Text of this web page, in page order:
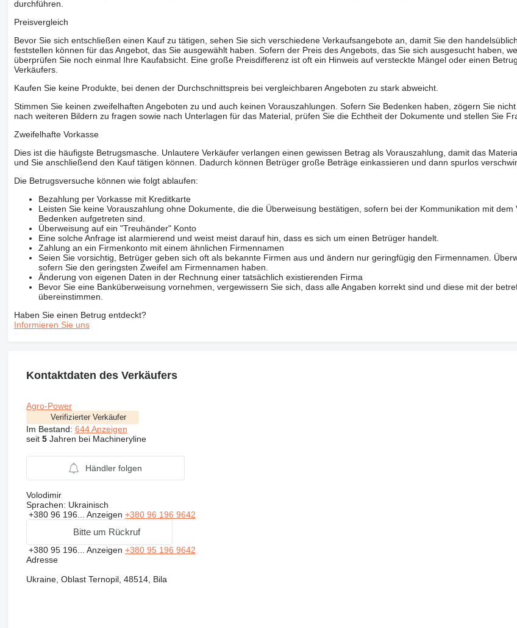
durchführen.
Preisvergleich
Bevor Sie sich entschließen einen Kauf zu tätigen, sehen Sie sich verschiedene Verkaufsangebote an, damit Sie den
feststellen können für das Angebot, das Sie ausgewählt haben. Sofern der Preis des Angebots, das Sie sich ausgesucht haben,
überprüfen Sie noch einmal Ihre Kaufabsicht. Eine große Preisdifferenz ist oft ein Hinweis auf versteckte Mängel oder einen
Verkäufers.
Kaufen Sie keine Produkte, bei denen der Durchschnittspreis bei vergleichbaren Angeboten zu stark abweicht.
Stimmen Sie keinen zweifelhaften Angeboten zu und auch keinen Vorauszahlungen. Sofern Sie Bedenken haben, zögern Sie nicht
nach weiteren Bildern zu fragen sowie nach Unterlagen für das Material, prüfen Sie die Echtheit der Dokumente und stellen Sie
Zweifelhafte Vorkasse
Dies ist die häufigste Betrugsmasche. Unlautere Verkäufer verlangen einen gewissen Betrag als Vorauszahlung, damit das
und Sie anschließend den Kauf tätigen können. Dadurch können Betrüger große Beträge einkassieren und dann spurlos
Die Betrugsversuche können wie folgt ablaufen:
Bezahlung per Vorkasse mit Kreditkarte
Leisten Sie keine Vorauszahlung ohne Dokumente, die die Überweisung bestätigen, sofern bei der Kommunikation mit dem
Bedenken aufgetreten sind.
Überweisung auf ein "Treuhänder" Konto
Eine solche Anfrage ist alarmierend und weist meist darauf hin, dass es sich um einen Betrüger handelt.
Zahlung an ein Firmenkonto mit einem ähnlichen Firmennamen
Seien Sie vorsichtig, Betrüger geben sich oft als bekannte Firmen aus und ändern nur geringfügig den Firmennamen.
sofern Sie den geringsten Zweifel am Firmennamen haben.
Änderung von eigenen Daten in der Rechnung einer tatsächlich existierenden Firma
Bevor Sie eine Banküberweisung vornehmen, vergewissern Sie sich, dass alle Angaben korrekt sind und diese mit der
übereinstimmen.
Haben Sie einen Betrug entdeckt?
Informieren Sie uns
Kontaktdaten des Verkäufers
Agro-Power
Verifizierter Verkäufer
Im Bestand: 644 Anzeigen
seit 5Jahren bei Machineryline
Händler folgen
Volodimir
Sprachen: Ukrainisch
+380 96 196... Anzeigen +380 96 196 9642
Bitte um Rückruf
+380 95 196... Anzeigen +380 95 196 9642
Adresse
Ukraine, Oblast Ternopil, 48514, Bila